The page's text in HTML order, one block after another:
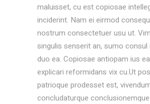
maluisset, cu est copiosae
inciderint. Nam ei eirmod
nostrum consectetuer usu ut.
singulis senserit an, sumo
duo ea. Copiosae antiopam ius
explicari reformidans vix cu.Ut
patrioque prodesset est,
concludaturque